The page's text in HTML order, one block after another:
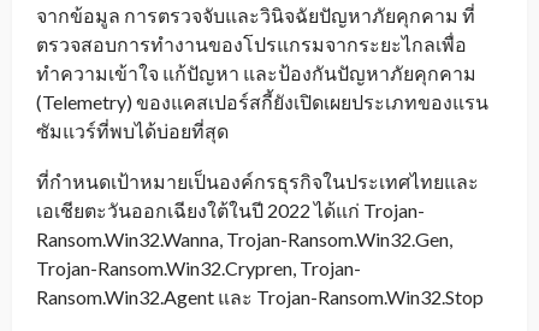
จากข้อมูล การตรวจจับและวินิจฉัยปัญหาภัยคุกคาม ที่
ตรวจสอบการทำงานของโปรแกรมจากระยะไกลเพื่อ
ทำความเข้าใจ แก้ปัญหา และป้องกันปัญหาภัยคุกคาม
(Telemetry) ของแคสเปอร์สกี้ยังเปิดเผยประเภทของแรน
ซัมแวร์ที่พบได้บ่อยที่สุด
ที่กำหนดเป้าหมายเป็นองค์กรธุรกิจในประเทศไทยและ
เอเชียตะวันออกเฉียงใต้ในปี 2022 ได้แก่ Trojan-
Ransom.Win32.Wanna, Trojan-Ransom.Win32.Gen,
Trojan-Ransom.Win32.Crypren, Trojan-
Ransom.Win32.Agent และ Trojan-Ransom.Win32.Stop